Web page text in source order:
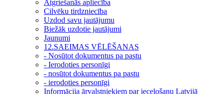
Atgriešanās apliecība
Cilvēku tirdzniecība
Uzdod savu jautājumu
Biežāk uzdotie jautājumi
Jaunumi
12.SAEIMAS VĒLĒŠANAS
- Nosūtot dokumentus pa pastu
- Ierodoties personīgi
- nosūtot dokumentus pa pastu
- ierodoties personīgi
Informācija ārvalstniekiem par ieceļošanu Latvijā